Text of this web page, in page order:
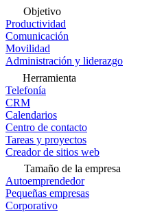
Objetivo
Productividad
Comunicación
Movilidad
Administración y liderazgo
Herramienta
Telefonía
CRM
Calendarios
Centro de contacto
Tareas y proyectos
Creador de sitios web
Tamaño de la empresa
Autoemprendedor
Pequeñas empresas
Corporativo